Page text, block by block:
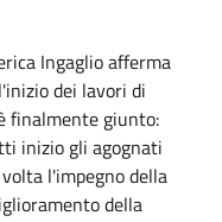
Ingaglio afferma
dei lavori di
finalmente giunto:
inizio gli agognati
l'impegno della
della